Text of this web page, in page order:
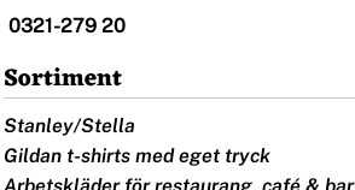
0321-279 20
Sortiment
Stanley/Stella
Gildan t-shirts med eget tryck